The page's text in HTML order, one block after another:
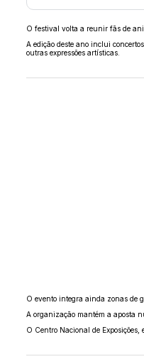
O festival volta a reunir fãs de
A edição deste ano inclui
outras expressões artísticas.
O evento integra ainda zonas de
A organização mantém a aposta
O Centro Nacional de